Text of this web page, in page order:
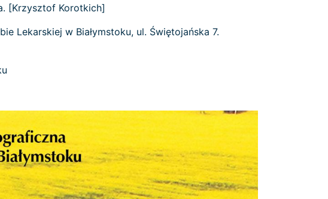
[Krzysztof Korotkich]
Lekarskiej w Białymstoku, ul. Świętojańska 7.